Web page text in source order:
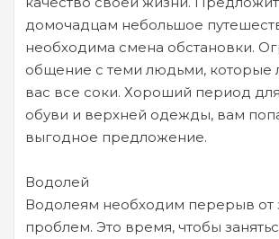
домочадцам небольшое
необходима смена обстановки.
общение с теми людьми, которые
вас все соки. Хороший период
обуви и верхней одежды, вам
выгодное предложение.
Водолей
Водолеям необходим перерыв от
проблем. Это время, чтобы